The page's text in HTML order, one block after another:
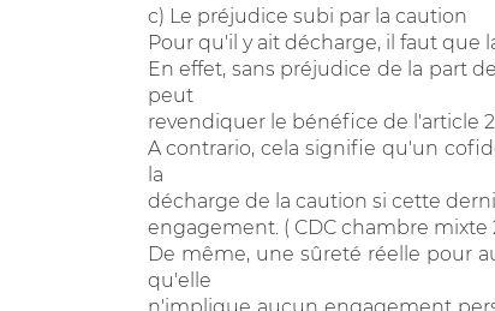
c) Le préjudice subi par la caution
Pour qu'il y ait décharge, il faut que
En effet, sans préjudice de la part
peut
revendiquer le bénéfice de l'article
A contrario, cela signifie qu'un
la
décharge de la caution si cette
engagement. ( CDC chambre mixte
De même, une sûreté réelle pour
qu'elle